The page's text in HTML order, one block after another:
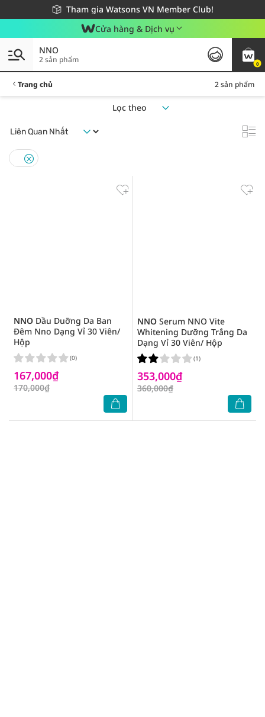
Tham gia Watsons VN Member Club!
Miễn phí giao hàng cho đơn hàng từ 249,000Đ
Giao hàng nhanh 24h - Áp dụng khu vực TP. Hồ Chí Minh
Cửa hàng & Dịch vụ
0
NNO
2 sản phẩm
Trang chủ 2 sản phẩm
Lọc theo
NNO Dầu Duỡng Da Ban
Đêm Nno Dạng Vỉ 30 Viên/
Hộp
167,000₫
170,000₫
(0)
NNO Serum NNO Vite
Whitening Dưỡng Trắng Da
Dạng Vỉ 30 Viên/ Hộp
353,000₫
360,000₫
(1)